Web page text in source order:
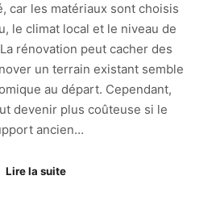
car les matériaux sont choisis
le climat local et le niveau de
rénovation peut cacher des
un terrain existant semble
au départ. Cependant,
devenir plus coûteuse si le
ancien…
Lire la suite